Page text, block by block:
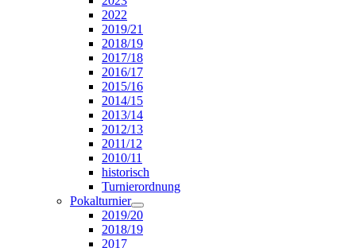
2022
2019/21
2018/19
2017/18
2016/17
2015/16
2014/15
2013/14
2012/13
2011/12
2010/11
historisch
Turnierordnung
Pokalturnier
2019/20
2018/19
2017